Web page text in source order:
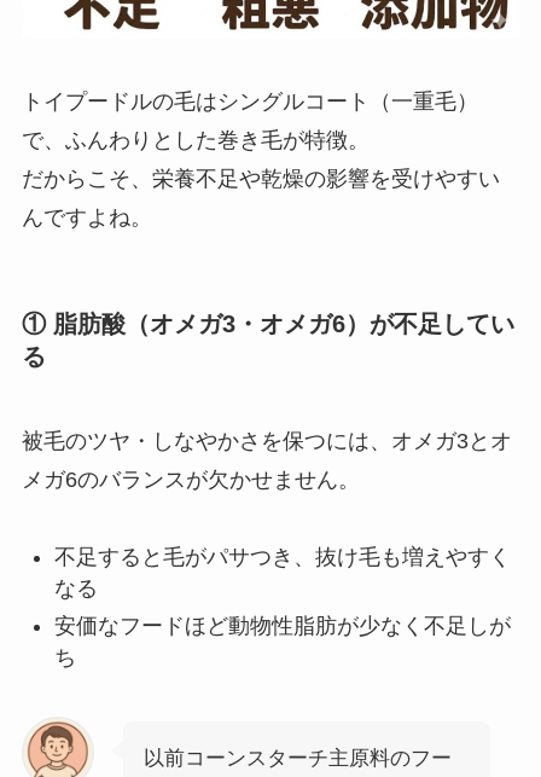
トイプードルの毛はシングルコート（一重毛）
で、ふんわりとした巻き毛が特徴。
だからこそ、栄養不足や乾燥の影響を受けやすい
んですよね。
① 脂肪酸（オメガ3・オメガ6）が不足してい
る
被毛のツヤ・しなやかさを保つには、オメガ3とオ
メガ6のバランスが欠かせません。
不足すると毛がパサつき、抜け毛も増えやすく
なる
安価なフードほど動物性脂肪が少なく不足しが
ち
以前コーンスターチ主原料のフー